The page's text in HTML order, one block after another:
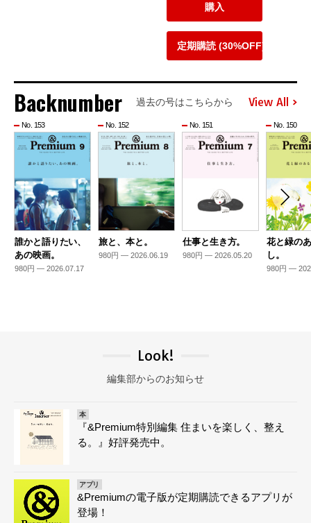
購入
定期購読 (30%OFF)
Backnumber 過去の号はこちらから View All
No. 153
誰かと語りたい、
あの映画。
980円 — 2026.07.17
No. 152
旅と、本と。
980円 — 2026.06.19
No. 151
仕事と生き方。
980円 — 2026.05.20
No. 150
花と緑の
し。
980円 —
Look!
編集部からのお知らせ
本
『&Premium特別編集 住まいを楽しく、整え
る。』好評発売中。
アプリ
&Premiumの電子版が定期購読できるアプリが
登場！